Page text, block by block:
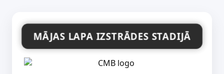
MĀJAS LAPA IZSTRĀDES STADIJĀ